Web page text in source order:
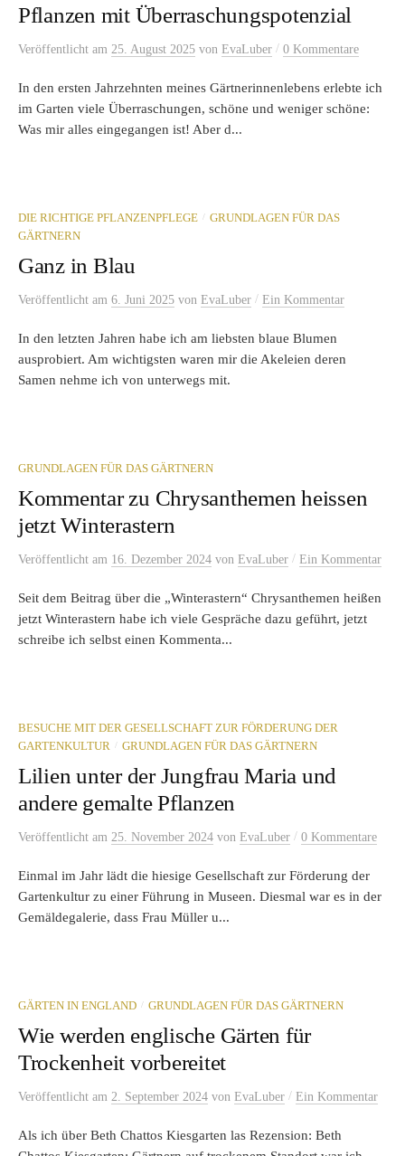
Pflanzen mit Überraschungspotenzial
Veröffentlicht am 25. August 2025 von EvaLuber / 0 Kommentare
In den ersten Jahrzehnten meines Gärtnerinnenlebens erlebte ich
im Garten viele Überraschungen, schöne und weniger schöne:
Was mir alles eingegangen ist! Aber d...
DIE RICHTIGE PFLANZENPFLEGE / GRUNDLAGEN FÜR DAS
GÄRTNERN
Ganz in Blau
Veröffentlicht am 6. Juni 2025 von EvaLuber / Ein Kommentar
In den letzten Jahren habe ich am liebsten blaue Blumen
ausprobiert. Am wichtigsten waren mir die Akeleien deren
Samen nehme ich von unterwegs mit.
GRUNDLAGEN FÜR DAS GÄRTNERN
Kommentar zu Chrysanthemen heissen
jetzt Winterastern
Veröffentlicht am 16. Dezember 2024 von EvaLuber / Ein Kommentar
Seit dem Beitrag über die „Winterastern“ Chrysanthemen heißen
jetzt Winterastern habe ich viele Gespräche dazu geführt, jetzt
schreibe ich selbst einen Kommenta...
BESUCHE MIT DER GESELLSCHAFT ZUR FÖRDERUNG DER
GARTENKULTUR / GRUNDLAGEN FÜR DAS GÄRTNERN
Lilien unter der Jungfrau Maria und
andere gemalte Pflanzen
Veröffentlicht am 25. November 2024 von EvaLuber / 0 Kommentare
Einmal im Jahr lädt die hiesige Gesellschaft zur Förderung der
Gartenkultur zu einer Führung in Museen. Diesmal war es in der
Gemäldegalerie, dass Frau Müller u...
GÄRTEN IN ENGLAND / GRUNDLAGEN FÜR DAS GÄRTNERN
Wie werden englische Gärten für
Trockenheit vorbereitet
Veröffentlicht am 2. September 2024 von EvaLuber / Ein Kommentar
Als ich über Beth Chattos Kiesgarten las Rezension: Beth